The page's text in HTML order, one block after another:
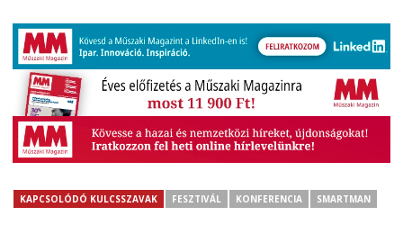
KAPCSOLÓDÓ KULCSSZAVAK FESZTIVÁL KONFERENCIA SMARTMAN